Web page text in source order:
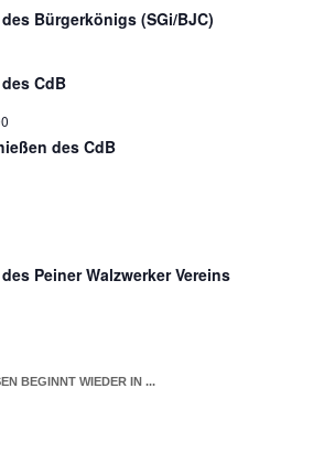
Bürgerkönigs (SGi/BJC)
CdB
des CdB
Peiner Walzwerker Vereins
BEGINNT WIEDER IN ...